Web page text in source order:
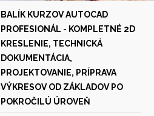
BALÍK KURZOV AUTOCAD
PROFESIONÁL - KOMPLETNÉ 2D
KRESLENIE, TECHNICKÁ
DOKUMENTÁCIA,
PROJEKTOVANIE, PRÍPRAVA
VÝKRESOV OD ZÁKLADOV PO
POKROČILÚ ÚROVEŇ